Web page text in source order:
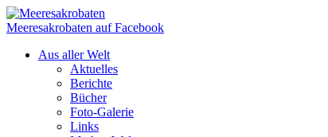
Meeresakrobaten auf Facebook
Aus aller Welt
Aktuelles
Berichte
Bücher
Foto-Galerie
Links